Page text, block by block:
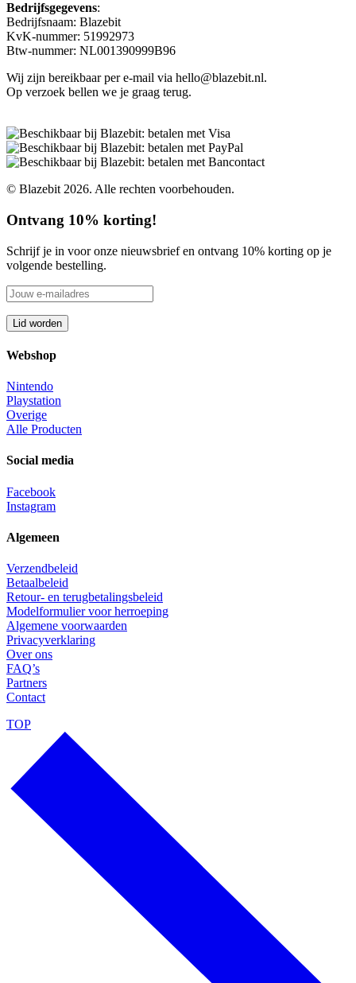
Bedrijfsgegevens:
Bedrijfsnaam: Blazebit
KvK-nummer: 51992973
Btw-nummer: NL001390999B96
Wij zijn bereikbaar per e-mail via hello@blazebit.nl.
Op verzoek bellen we je graag terug.
© Blazebit 2026. Alle rechten voorbehouden.
Ontvang 10% korting!
Schrijf je in voor onze nieuwsbrief en ontvang 10% korting op je
volgende bestelling.
Webshop
Nintendo
Playstation
Overige
Alle Producten
Social media
Facebook
Instagram
Algemeen
Verzendbeleid
Betaalbeleid
Retour- en terugbetalingsbeleid
Modelformulier voor herroeping
Algemene voorwaarden
Privacyverklaring
Over ons
FAQ’s
Partners
Contact
TOP